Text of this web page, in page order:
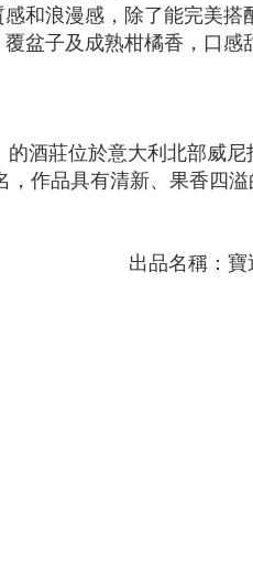
和浪漫感，除了能完美
盆子及成熟柑橘香，口
的酒莊位於意大利北部威
，作品具有清新、果香四
出品名稱：